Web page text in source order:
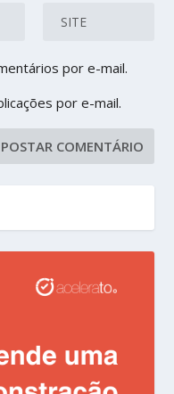
por e-mail.
por e-mail.